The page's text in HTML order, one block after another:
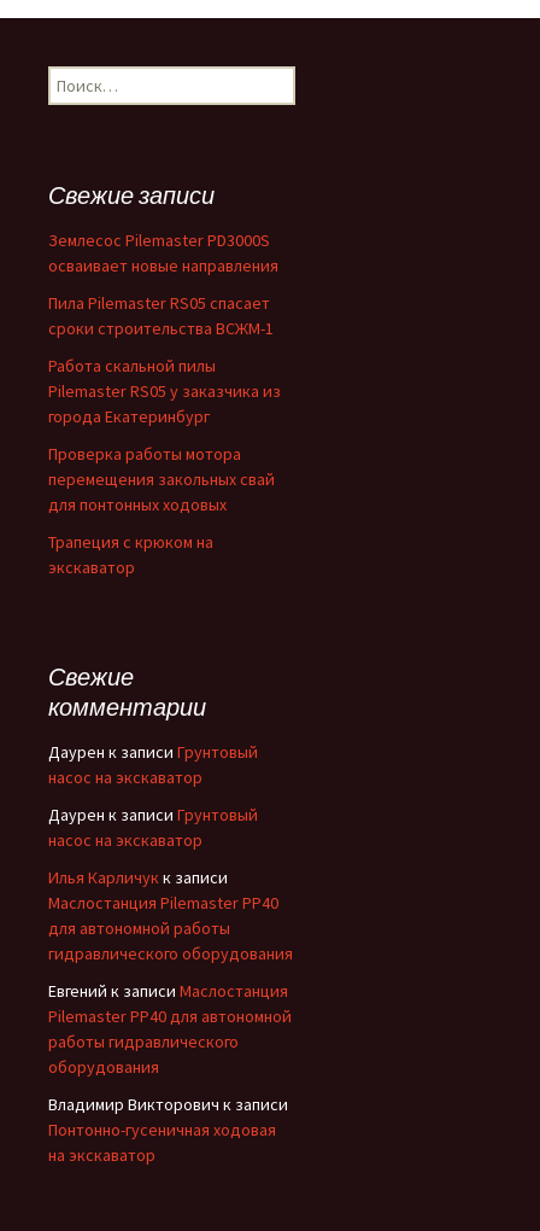
Найти:
Свежие записи
Землесос Pilemaster PD3000S
осваивает новые направления
Пила Pilemaster RS05 спасает
сроки строительства ВСЖМ-1
Работа скальной пилы
Pilemaster RS05 у заказчика из
города Екатеринбург
Проверка работы мотора
перемещения закольных свай
для понтонных ходовых
Трапеция с крюком на
экскаватор
Свежие
комментарии
Даурен к записи Грунтовый
насос на экскаватор
Даурен к записи Грунтовый
насос на экскаватор
Илья Карличукк записи
Маслостанция Pilemaster PP40
для автономной работы
гидравлического оборудования
Евгений к записи Маслостанция
Pilemaster PP40 для автономной
работы гидравлического
оборудования
Владимир Викторович к записи
Понтонно-гусеничная ходовая
на экскаватор